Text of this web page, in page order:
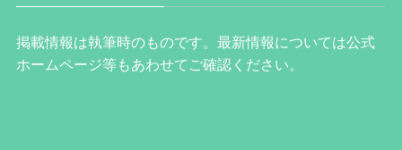
掲載情報は執筆時のものです。最新情報については公式
ホームページ等もあわせてご確認ください。